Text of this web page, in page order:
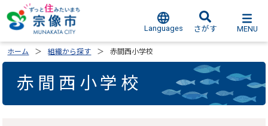
Languages さがす MENU
ホーム 組織から探す 赤間西小学校
赤間西小学校